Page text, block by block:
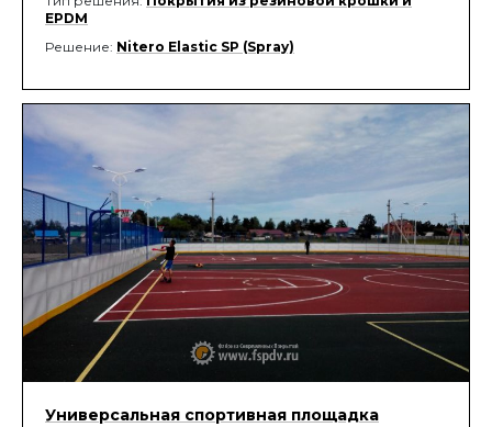
EPDM
Решение: Nitero Elastic SP (Spray)
Универсальная спортивная площадка